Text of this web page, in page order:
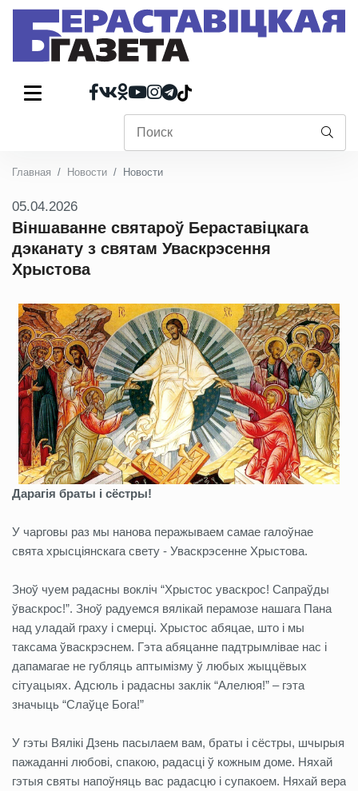
Главная Новости Новости
05.04.2026
Віншаванне святароў Бераставіцкага
дэканату з святам Уваскрэсення
Хрыстова
Дарагія браты і сёстры!
У чарговы раз мы нанова перажываем самае галоўнае
свята хрысціянскага свету - Уваскрэсенне Хрыстова.
Зноў чуем радасны вокліч “Хрыстос уваскрос! Сапраўды
ўваскрос!”. Зноў радуемся вялікай перамозе нашага Пана
над уладай граху і смерці. Хрыстос абяцае, што і мы
таксама ўваскрэснем. Гэта абяцанне падтрымлівае нас і
дапамагае не губляць аптымізму ў любых жыццёвых
сітуацыях. Адсюль і радасны заклік “Алелюя!” – гэта
значыць “Слаўце Бога!”
У гэты Вялікі Дзень пасылаем вам, браты і сёстры, шчырыя
пажаданні любові, спакою, радасці ў кожным доме. Няхай
гэтыя святы напоўняць вас радасцю і супакоем. Няхай вера